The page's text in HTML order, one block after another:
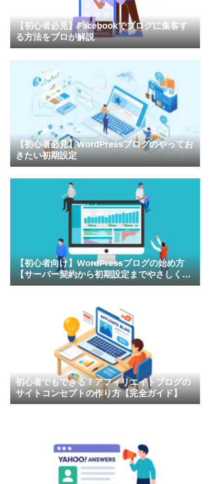
【初心者必見】Facebookでブログに集客す
る方法をプロが解説
【初心者必見】WordPressブログのやってお
きたい初期設定
【初心者向け】WordPressブログの始め方
【サーバー契約から初期設定までやさしく解
説】
初心者でもできる！アフィリエイトブログの
サイトコンセプトの作り方【完全ガイド】